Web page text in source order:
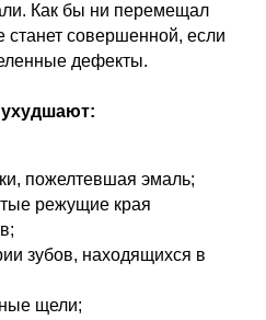
Как бы ни перемещал
станет совершенной, если
дефекты.
ухудшают:
пожелтевшая эмаль;
режущие края
зубов, находящихся в
щели;